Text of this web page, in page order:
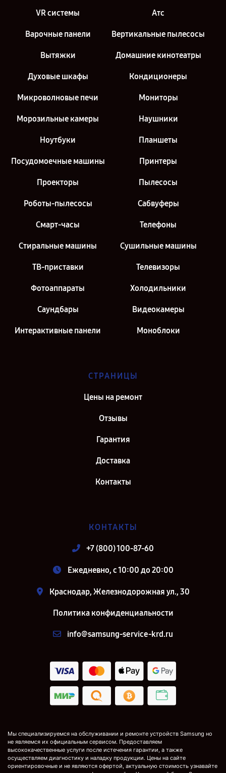
VR системы Атс
Варочные панели Вертикальные пылесосы
Вытяжки Домашние кинотеатры
Духовые шкафы Кондиционеры
Микроволновые печи Мониторы
Морозильные камеры Наушники
Ноутбуки Планшеты
Посудомоечные машины Принтеры
Проекторы Пылесосы
Роботы-пылесосы Сабвуферы
Смарт-часы Телефоны
Стиральные машины Сушильные машины
ТВ-приставки Телевизоры
Фотоаппараты Холодильники
Саундбары Видеокамеры
Интерактивные панели Моноблоки
СТРАНИЦЫ
Цены на ремонт
Отзывы
Гарантия
Доставка
Контакты
КОНТАКТЫ
+7 (800) 100-87-60
Ежедневно, с 10:00 до 20:00
Краснодар, Железнодорожная ул., 30
Политика конфиденциальности
info@samsung-service-krd.ru
Мы специализируемся на обслуживании и ремонте устройств Samsung но
не являемся их официальным сервисом. Предоставляем
высококачественные услуги после истечения гарантии, а также
осуществляем диагностику и наладку продукции. Цены на сайте
ориентировочные и не являются офертой, актуальную стоимость узнавайте